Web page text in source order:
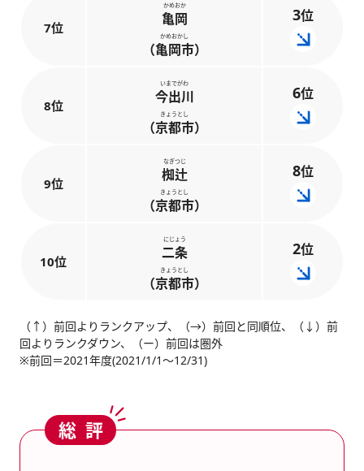
7位
かめおか
亀岡
かめおかし
（亀岡市）
3位
8位
いまでがわ
今出川
きょうとし
（京都市）
6位
9位
なぎつじ
椥辻
きょうとし
（京都市）
8位
10位
にじょう
二条
きょうとし
（京都市）
2位
（↑）前回よりランクアップ、（→）前回と同順位、（↓）前
回よりランクダウン、（ー）前回は圏外
※前回＝2021年度(2021/1/1～12/31)
総評